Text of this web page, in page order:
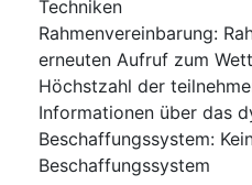
Techniken
Rahmenvereinbarung:
erneuten Aufruf zum
Höchstzahl der
Informationen über das
Beschaffungssystem:
Beschaffungssystem